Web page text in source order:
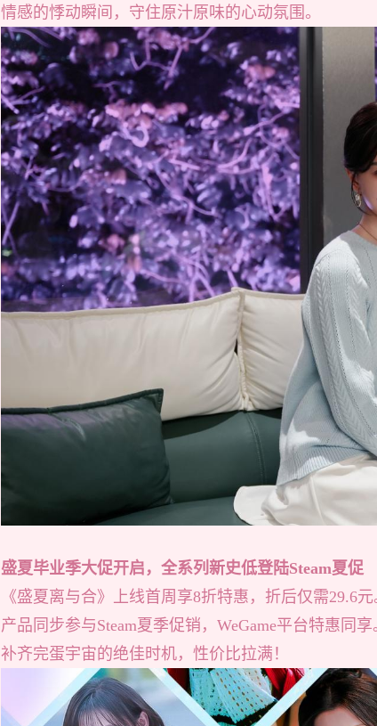
情感的悸动瞬间，守住原汁原味的心动氛围。
盛夏毕业季大促开启，全系列新史低登陆Steam夏促
《盛夏离与合》上线首周享8折特惠，折后仅需29.6
产品同步参与Steam夏季促销，WeGame平台特惠同
补齐完蛋宇宙的绝佳时机，性价比拉满！